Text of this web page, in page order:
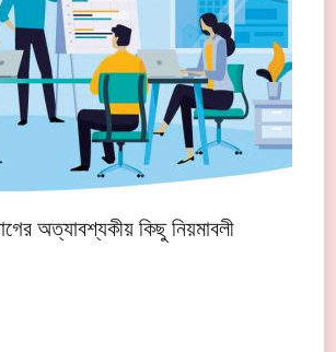
অত্যাবশ্যকীয় কিছু নিয়মাবলী